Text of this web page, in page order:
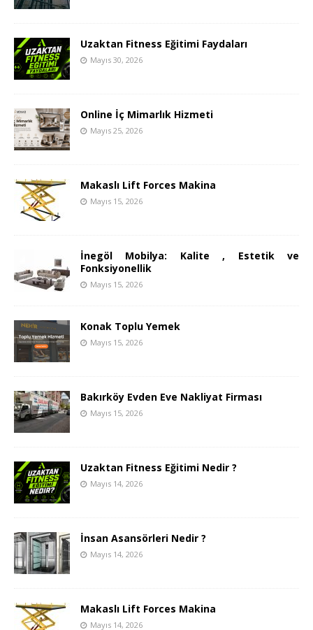
Uzaktan Fitness Eğitimi Faydaları
Mayıs 30, 2026
Online İç Mimarlık Hizmeti
Mayıs 25, 2026
Makaslı Lift Forces Makina
Mayıs 15, 2026
İnegöl Mobilya: Kalite , Estetik ve
Fonksiyonellik
Mayıs 15, 2026
Konak Toplu Yemek
Mayıs 15, 2026
Bakırköy Evden Eve Nakliyat Firması
Mayıs 15, 2026
Uzaktan Fitness Eğitimi Nedir ?
Mayıs 14, 2026
İnsan Asansörleri Nedir ?
Mayıs 14, 2026
Makaslı Lift Forces Makina
Mayıs 14, 2026